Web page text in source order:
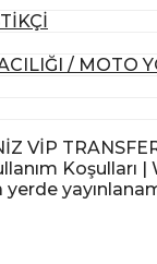
/ MOTO
VİP